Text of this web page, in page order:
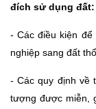
đích sử dụng đất:
- Các điều kiện
nghiệp sang đất
- Các quy định về
tượng được miễn,